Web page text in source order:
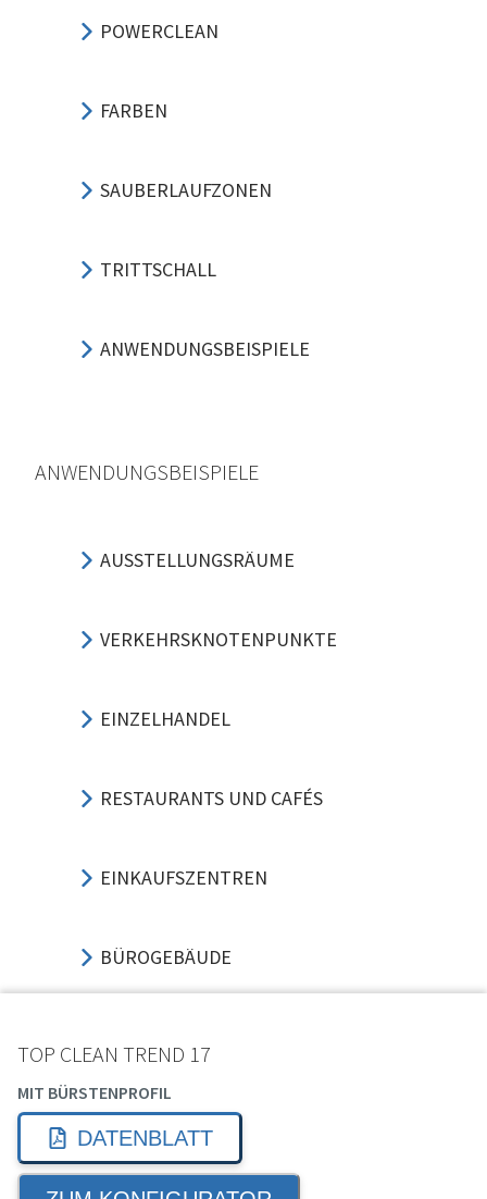
TOP CLEAN TREND 17
MIT BÜRSTENPROFIL
DATENBLATT
POWERCLEAN
FARBEN
SAUBERLAUFZONEN
TRITTSCHALL
ANWENDUNGSBEISPIELE
ANWENDUNGSBEISPIELE
AUSSTELLUNGSRÄUME
VERKEHRSKNOTENPUNKTE
EINZELHANDEL
RESTAURANTS UND CAFÉS
EINKAUFSZENTREN
BÜROGEBÄUDE
HOTELS UND GASTGEWERBE